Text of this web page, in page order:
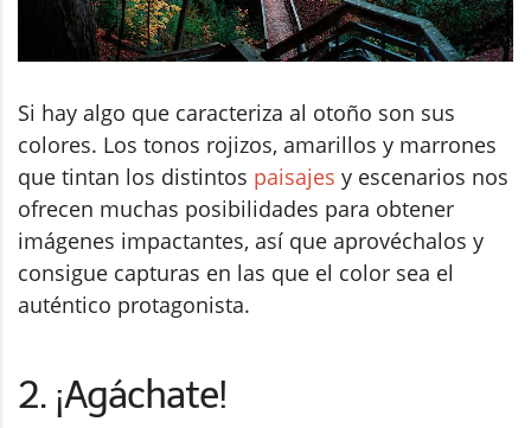
Si hay algo que caracteriza al otoño son sus
colores. Los tonos rojizos, amarillos y marrones
que tintan los distintos paisajes y escenarios nos
ofrecen muchas posibilidades para obtener
imágenes impactantes, así que aprovéchalos y
consigue capturas en las que el color sea el
auténtico protagonista.
2. ¡Agáchate!